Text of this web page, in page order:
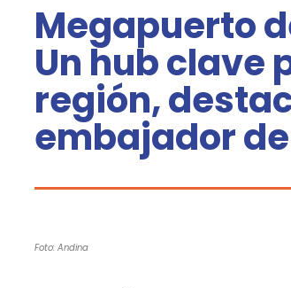
Megapuerto
Un hub clave
región,
embajador
Foto: Andina